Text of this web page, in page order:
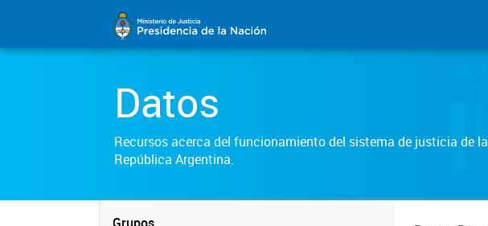
Datos
Recursos acerca del funcionamiento del sistema de justicia de la
República Argentina.